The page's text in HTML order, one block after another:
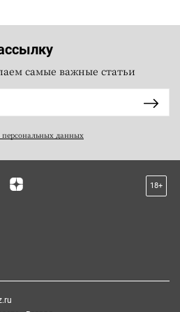
самые важные статьи
персональных данных
18+